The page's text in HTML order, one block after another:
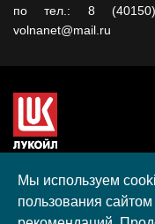
по тел.: 8 (40150)
volnanet@mail.ru
гранта, полученного
культурных
Мы используем
пользования